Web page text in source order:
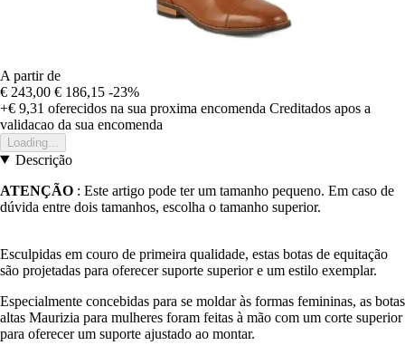
A partir de
€ 243,00 € 186,15 -23%
+€ 9,31 oferecidos na sua proxima encomenda Creditados apos a
validacao da sua encomenda
Loading...
Descrição
ATENÇÃO : Este artigo pode ter um tamanho pequeno. Em caso de
dúvida entre dois tamanhos, escolha o tamanho superior.
Esculpidas em couro de primeira qualidade, estas botas de equitação
são projetadas para oferecer suporte superior e um estilo exemplar.
Especialmente concebidas para se moldar às formas femininas, as botas
altas Maurizia para mulheres foram feitas à mão com um corte superior
para oferecer um suporte ajustado ao montar.